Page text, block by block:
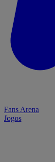
Fans Arena
Jogos